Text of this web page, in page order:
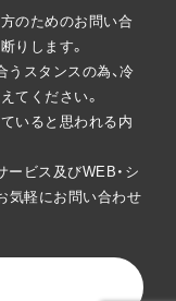
のためのお問い合
りします。
スタンスの為、冷
てください。
いると思われる内
ビス及びWEB・シ
気軽にお問い合わせ